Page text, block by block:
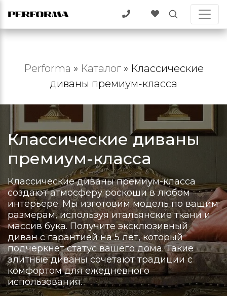
Performa » Каталог» Классические
диваны премиум-класса
Классические диваны
премиум-класса
Классические диваны премиум-класса
создают атмосферу роскоши в любом
интерьере. Мы изготовим модель по вашим
размерам, используя итальянские ткани и
массив бука. Получите эксклюзивный
диван с гарантией на 5 лет, который
подчеркнет статус вашего дома. Такие
элитные диваны сочетают традиции с
комфортом для ежедневного
использования.